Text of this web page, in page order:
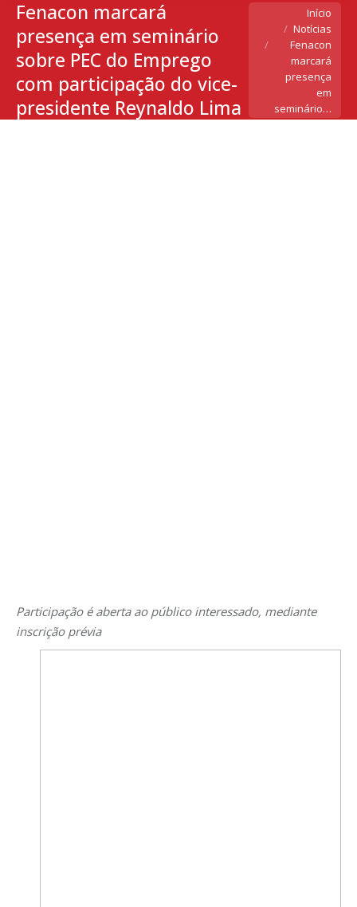
Fenacon marcará
presença em seminário
sobre PEC do Emprego
com participação do vice-
presidente Reynaldo Lima
Você está aqui:
Início
Notícias
Fenacon
marcará
presença
em
seminário…
Participação é aberta ao público interessado, mediante
inscrição prévia